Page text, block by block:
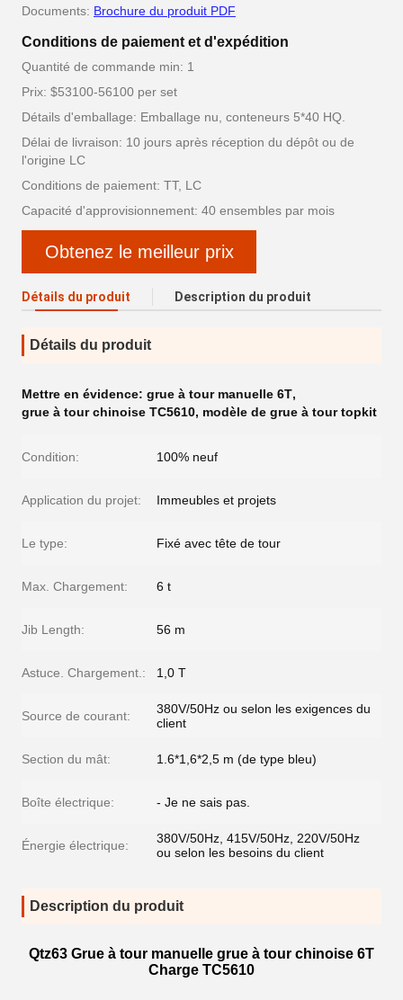
Documents: Brochure du produit PDF
Conditions de paiement et d'expédition
Quantité de commande min: 1
Prix: $53100-56100 per set
Détails d'emballage: Emballage nu, conteneurs 5*40 HQ.
Délai de livraison: 10 jours après réception du dépôt ou de
l'origine LC
Conditions de paiement: TT, LC
Capacité d'approvisionnement: 40 ensembles par mois
Obtenez le meilleur prix
Détails du produit Description du produit
Détails du produit
Mettre en évidence: grue à tour manuelle 6T,
grue à tour chinoise TC5610, modèle de grue à tour topkit
Condition: 100% neuf
Application du projet: Immeubles et projets
Le type: Fixé avec tête de tour
Max. Chargement: 6 t
Jib Length: 56 m
Astuce. Chargement.: 1,0 T
Source de courant:
380V/50Hz ou selon les exigences du
client
Section du mât: 1.6*1,6*2,5 m (de type bleu)
Boîte électrique: - Je ne sais pas.
Énergie électrique:
380V/50Hz, 415V/50Hz, 220V/50Hz
ou selon les besoins du client
Description du produit
Qtz63 Grue à tour manuelle grue à tour chinoise 6T
Charge TC5610